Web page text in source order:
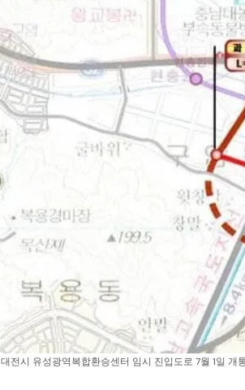
대전시 유성광역복합환승센터 임시 진입도로 7월 1일